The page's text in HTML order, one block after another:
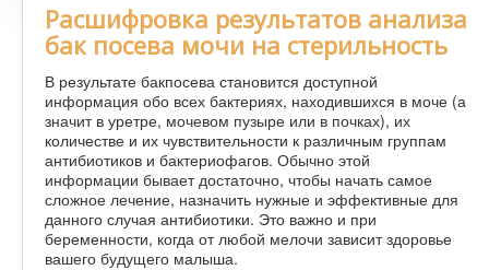
Расшифровка результатов анализа
бак посева мочи на стерильность
В результате бакпосева становится доступной
информация обо всех бактериях, находившихся в моче (а
значит в уретре, мочевом пузыре или в почках), их
количестве и их чувствительности к различным группам
антибиотиков и бактериофагов. Обычно этой
информации бывает достаточно, чтобы начать самое
сложное лечение, назначить нужные и эффективные для
данного случая антибиотики. Это важно и при
беременности, когда от любой мелочи зависит здоровье
вашего будущего малыша.